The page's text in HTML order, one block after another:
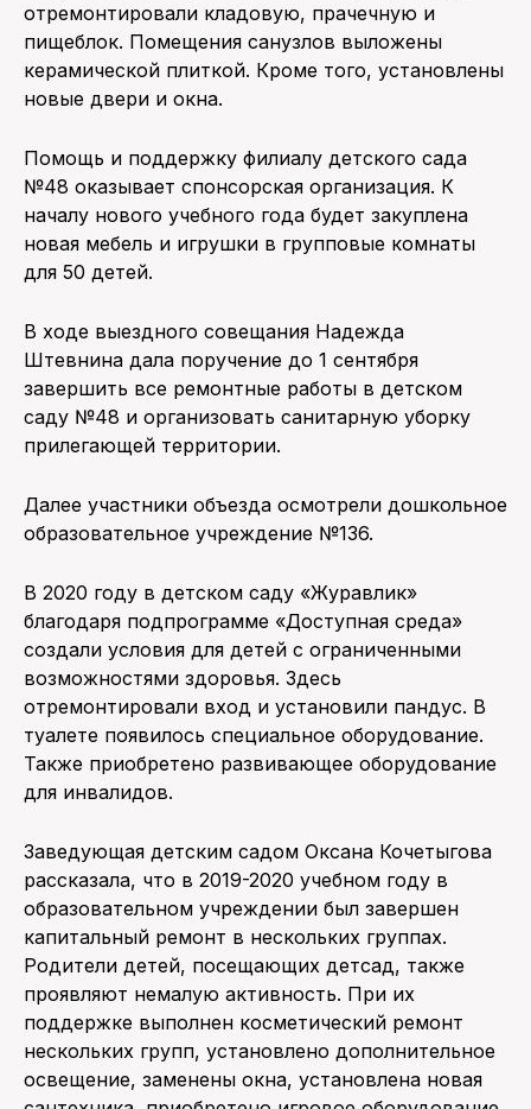
отремонтировали кладовую, прачечную и
пищеблок. Помещения санузлов выложены
керамической плиткой. Кроме того, установлены
новые двери и окна.
Помощь и поддержку филиалу детского сада
№48 оказывает спонсорская организация. К
началу нового учебного года будет закуплена
новая мебель и игрушки в групповые комнаты
для 50 детей.
В ходе выездного совещания Надежда
Штевнина дала поручение до 1 сентября
завершить все ремонтные работы в детском
саду №48 и организовать санитарную уборку
прилегающей территории.
Далее участники объезда осмотрели дошкольное
образовательное учреждение №136.
В 2020 году в детском саду «Журавлик»
благодаря подпрограмме «Доступная среда»
создали условия для детей с ограниченными
возможностями здоровья. Здесь
отремонтировали вход и установили пандус. В
туалете появилось специальное оборудование.
Также приобретено развивающее оборудование
для инвалидов.
Заведующая детским садом Оксана Кочетыгова
рассказала, что в 2019-2020 учебном году в
образовательном учреждении был завершен
капитальный ремонт в нескольких группах.
Родители детей, посещающих детсад, также
проявляют немалую активность. При их
поддержке выполнен косметический ремонт
нескольких групп, установлено дополнительное
освещение, заменены окна, установлена новая